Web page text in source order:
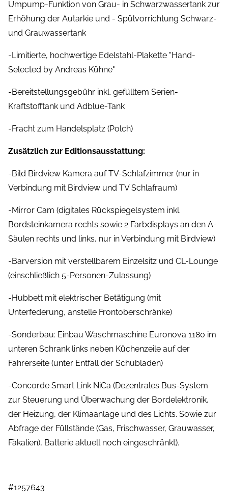
Umpump-Funktion von Grau- in Schwarzwassertank zur
Erhöhung der Autarkie und - Spülvorrichtung Schwarz-
und Grauwassertank
-Limitierte, hochwertige Edelstahl-Plakette "Hand-
Selected by Andreas Kühne"
-Bereitstellungsgebühr inkl. gefülltem Serien-
Kraftstofftank und Adblue-Tank
-Fracht zum Handelsplatz (Polch)
Zusätzlich zur Editionsausstattung:
-Bild Birdview Kamera auf TV-Schlafzimmer (nur in
Verbindung mit Birdview und TV Schlafraum)
-Mirror Cam (digitales Rückspiegelsystem inkl.
Bordsteinkamera rechts sowie 2 Farbdisplays an den A-
Säulen rechts und links, nur in Verbindung mit Birdview)
-Barversion mit verstellbarem Einzelsitz und CL-Lounge
(einschließlich 5-Personen-Zulassung)
-Hubbett mit elektrischer Betätigung (mit
Unterfederung, anstelle Frontoberschränke)
-Sonderbau: Einbau Waschmaschine Euronova 1180 im
unteren Schrank links neben Küchenzeile auf der
Fahrerseite (unter Entfall der Schubladen)
-Concorde Smart Link NiCa (Dezentrales Bus-System
zur Steuerung und Überwachung der Bordelektronik,
der Heizung, der Klimaanlage und des Lichts. Sowie zur
Abfrage der Füllstände (Gas, Frischwasser, Grauwasser,
Fäkalien), Batterie aktuell noch eingeschränkt).
#1257643